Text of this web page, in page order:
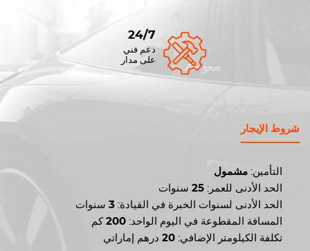
24/7
دعم فني
على مدار
شروط الإيجار
التأمين: مشمول
الحد الأدنى للعمر: 25 سنوات
الحد الأدنى لسنوات الخبرة في القيادة: 3 سنوات
المسافة المقطوعة في اليوم الواحد: 200 كم
تكلفة الكيلومتر الإضافي: 20 درهم إماراتي